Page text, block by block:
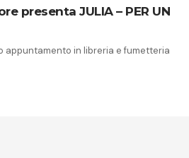
presenta JULIA – PER UN
appuntamento in libreria e fumetteria